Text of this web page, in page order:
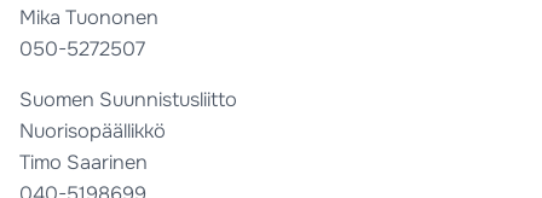
Mika Tuononen
050-5272507
Suomen Suunnistusliitto
Nuorisopäällikkö
Timo Saarinen